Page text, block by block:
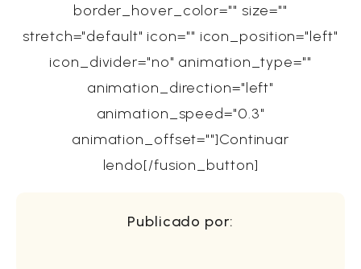
border_hover_color="" size=""
stretch="default" icon="" icon_position="left"
icon_divider="no" animation_type=""
animation_direction="left"
animation_speed="0.3"
animation_offset=""]Continuar
lendo[/fusion_button]
Publicado por: